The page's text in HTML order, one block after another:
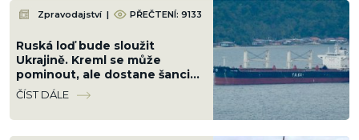
Zpravodajství | PŘEČTENÍ: 9133
Ruská loď bude sloužit
Ukrajině. Kreml se může
pominout, ale dostane šanci ji
v Černém moři potopit
ČÍST DÁLE